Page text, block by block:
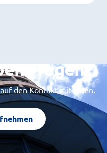
Fragen?
den Kontakt mit Ihnen.